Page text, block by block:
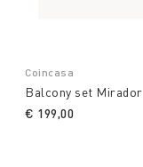
Coincasa
Balcony set Mirador
€ 199,00